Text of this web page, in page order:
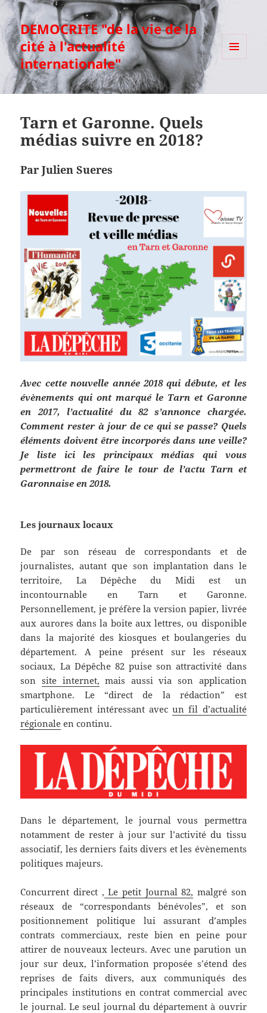
DEMOCRITE "de la vie de la
cité à l'actualité
internationale"
Tarn et Garonne. Quels
médias suivre en 2018?
Par Julien Sueres
Avec cette nouvelle année 2018 qui débute, et les
évènements qui ont marqué le Tarn et Garonne
en 2017, l’actualité du 82 s’annonce chargée.
Comment rester à jour de ce qui se passe? Quels
éléments doivent être incorporés dans une veille?
Je liste ici les principaux médias qui vous
permettront de faire le tour de l’actu Tarn et
Garonnaise en 2018.
Les journaux locaux
De par son réseau de correspondants et de
journalistes, autant que son implantation dans le
territoire, La Dépêche du Midi est un
incontournable en Tarn et Garonne.
Personnellement, je préfère la version papier, livrée
aux aurores dans la boite aux lettres, ou disponible
dans la majorité des kiosques et boulangeries du
département. A peine présent sur les réseaux
sociaux, La Dépêche 82 puise son attractivité dans
sonsite internet, mais aussi via son application
smartphone. Le “direct de la rédaction” est
particulièrement intéressant avecun fil d’actualité
régionale en continu.
Dans le département, le journal vous permettra
notamment de rester à jour sur l’activité du tissu
associatif, les derniers faits divers et les évènements
politiques majeurs.
Concurrent direct , Le petit Journal 82, malgré son
réseaux de “correspondants bénévoles”, et son
positionnement politique lui assurant d’amples
contrats commerciaux, reste bien en peine pour
attirer de nouveaux lecteurs. Avec une parution un
jour sur deux, l’information proposée s’étend des
reprises de faits divers, aux communiqués des
principales institutions en contrat commercial avec
le journal. Le seul journal du département à ouvrir